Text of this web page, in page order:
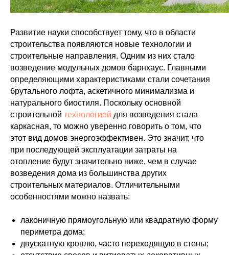
Развитие науки способствует тому, что в области
строительства появляются новые технологии и
строительные направления. Одним из них стало
возведение модульных домов барнхаус. Главными
определяющими характеристиками стали сочетания
брутального лофта, аскетичного минимализма и
натурального биостиля. Поскольку основной
строительной технологией для возведения стала
каркасная, то можно уверенно говорить о том, что
этот вид домов энергоэффективен. Это значит, что
при последующей эксплуатации затраты на
отопление будут значительно ниже, чем в случае
возведения дома из большинства других
строительных материалов. Отличительными
особенностями можно назвать:
лаконичную прямоугольную или квадратную форму
периметра дома;
двускатную кровлю, часто переходящую в стены;